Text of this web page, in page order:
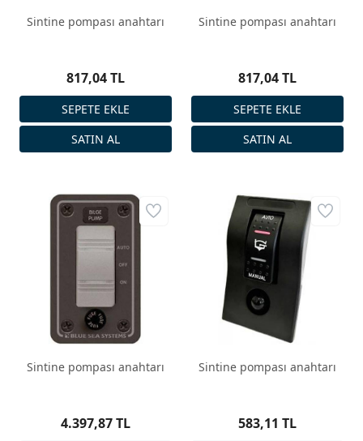
Sintine pompası anahtarı
817,04 TL
Sintine pompası anahtarı
817,04 TL
Sintine pompası anahtarı
4.397,87 TL
Sintine pompası anahtarı
583,11 TL